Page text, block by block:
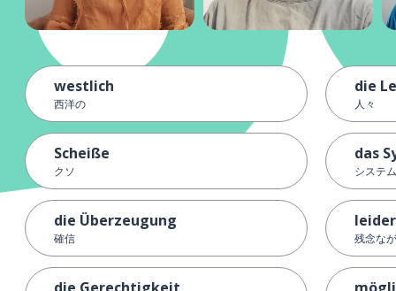
westlich
西洋の
Scheiße
クソ
die Überzeugung
確信
die
人々
das
システム
leider
残念な